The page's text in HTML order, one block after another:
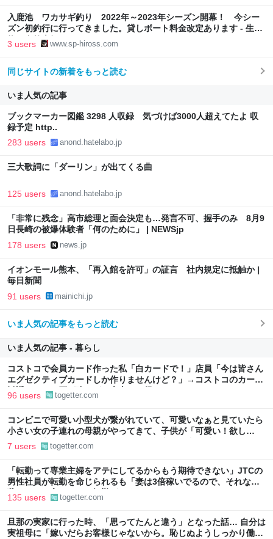
入鹿池 ワカサギ釣り 2022年～2023年シーズン開幕！ 今シー
ズン初釣行に行ってきました。貸しボート料金改定あります - 生き
物、自然大好き！
3 users www.sp-hiross.com
同じサイトの新着をもっと読む
いま人気の記事
ブックマーカー図鑑 3298 人収録 気づけば3000人超えてたよ 収
録予定 http..
283 users anond.hatelabo.jp
三大歌詞に「ダーリン」が出てくる曲
125 users anond.hatelabo.jp
「非常に残念」高市総理と面会決定も…発言不可、握手のみ 8月9
日長崎の被爆体験者「何のために」 | NEWSjp
178 users news.jp
イオンモール熊本、「再入館を許可」の証言 社内規定に抵触か |
毎日新聞
91 users mainichi.jp
いま人気の記事をもっと読む
いま人気の記事 - 暮らし
コストコで会員カード作った私「白カードで！」店員「今は皆さん
エグゼクティブカードしか作りませんけど？」→コストコのカード
勧誘はやたら圧が強いが、本当にお得なの？
96 users togetter.com
コンビニで可愛い小型犬が繋がれていて、可愛いなぁと見ていたら
小さい女の子連れの母親がやってきて、子供が「可愛い！欲し
い！」と言うと「連れて帰ろうか？」と言って犬に近づいて行った
7 users togetter.com
「転勤って専業主婦をアテにしてるからもう期待できない」JTCの
男性社員が転勤を命じられるも「妻は3倍稼いでるので、それなら
辞める」と言ったら、転勤がなくなった
135 users togetter.com
旦那の実家に行った時、「思ってたんと違う」となった話… 自分は
実祖母に「嫁いだらお客様じゃないから。恥じぬようしっかり働